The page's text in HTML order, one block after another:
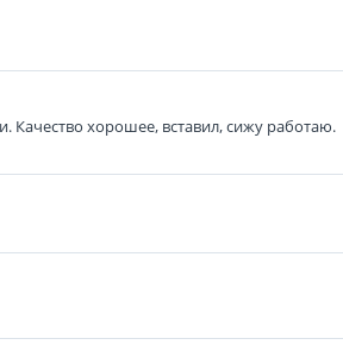
Качество хорошее, вставил, сижу работаю.